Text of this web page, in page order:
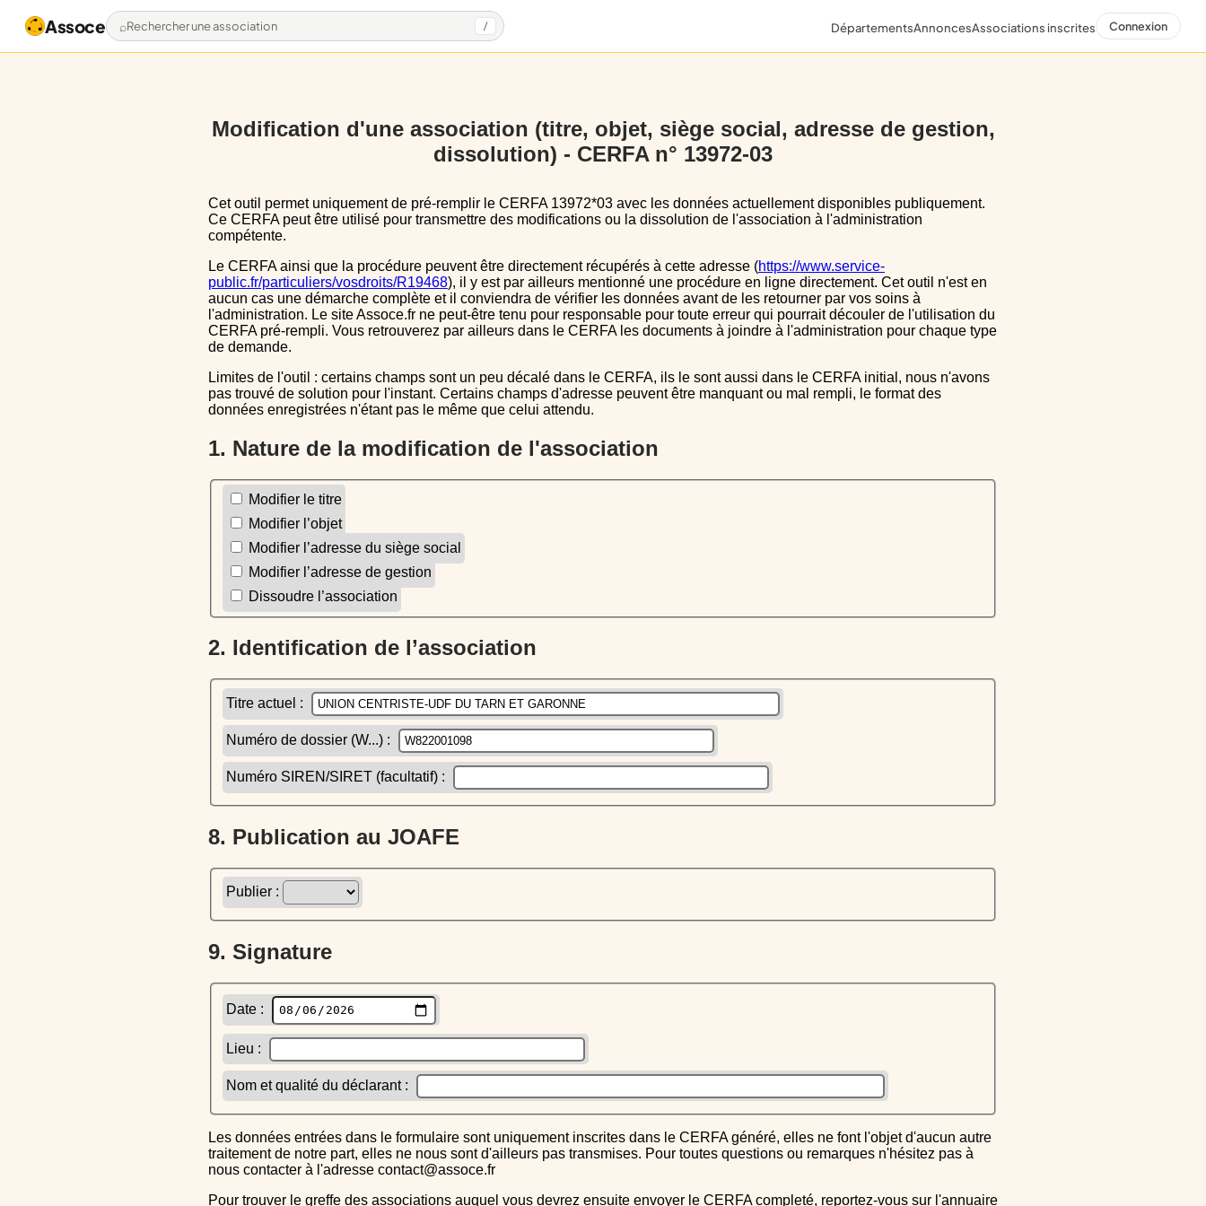
Assoce Rechercher une association / DépartementsAnnoncesAssociations inscrites Connexion
Modification d'une association (titre, objet, siège social, adresse de gestion,
dissolution) - CERFA n° 13972-03
Cet outil permet uniquement de pré-remplir le CERFA 13972*03 avec les données actuellement disponibles publiquement.
Ce CERFA peut être utilisé pour transmettre des modifications ou la dissolution de l'association à l'administration
compétente.
Le CERFA ainsi que la procédure peuvent être directement récupérés à cette adresse (https://www.service-
public.fr/particuliers/vosdroits/R19468), il y est par ailleurs mentionné une procédure en ligne directement. Cet outil n'est en
aucun cas une démarche complète et il conviendra de vérifier les données avant de les retourner par vos soins à
l'administration. Le site Assoce.fr ne peut-être tenu pour responsable pour toute erreur qui pourrait découler de l'utilisation du
CERFA pré-rempli. Vous retrouverez par ailleurs dans le CERFA les documents à joindre à l'administration pour chaque type
de demande.
Limites de l'outil : certains champs sont un peu décalé dans le CERFA, ils le sont aussi dans le CERFA initial, nous n'avons
pas trouvé de solution pour l'instant. Certains champs d'adresse peuvent être manquant ou mal rempli, le format des
données enregistrées n'étant pas le même que celui attendu.
1. Nature de la modification de l'association
Modifier le titre
Modifier l’objet
Modifier l’adresse du siège social
Modifier l’adresse de gestion
Dissoudre l’association
2. Identification de l’association
Titre actuel :
Numéro de dossier (W...) :
Numéro SIREN/SIRET (facultatif) :
8. Publication au JOAFE
Publier :
9. Signature
Date :
Lieu :
Nom et qualité du déclarant :
Les données entrées dans le formulaire sont uniquement inscrites dans le CERFA généré, elles ne font l'objet d'aucun autre
traitement de notre part, elles ne nous sont d'ailleurs pas transmises. Pour toutes questions ou remarques n'hésitez pas à
nous contacter à l'adresse contact@assoce.fr
Pour trouver le greffe des associations auquel vous devrez ensuite envoyer le CERFA completé, reportez-vous sur l'annuaire